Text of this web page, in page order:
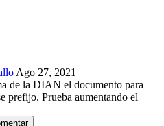
Ago 27, 2021
de la DIAN el documento para
prefijo. Prueba aumentando el